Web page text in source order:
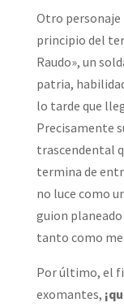
Otro personaje
principio del
Raudo», un
patria,
lo tarde que
Precisamente
trascendental
termina de
no luce como
guion
tanto como
Por último, el
exomantes,